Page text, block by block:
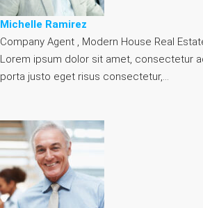
Michelle Ramirez
Company Agent , Modern House Real
Lorem ipsum dolor sit amet, consectetur
porta justo eget risus consectetur,…